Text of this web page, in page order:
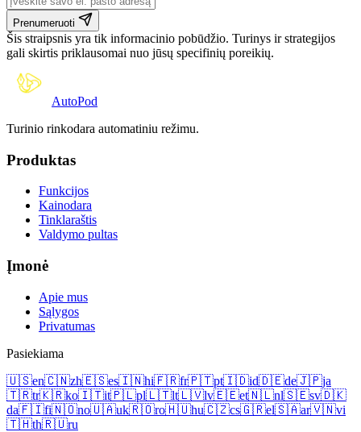
Prenumeruoti
Šis straipsnis yra tik informacinio pobūdžio. Turinys ir strategijos
gali skirtis priklausomai nuo jūsų specifinių poreikių.
AutoPod
Turinio rinkodara automatiniu režimu.
Produktas
Funkcijos
Kainodara
Tinklaraštis
Valdymo pultas
Įmonė
Apie mus
Sąlygos
Privatumas
Pasiekiama
🇺🇸en🇨🇳zh🇪🇸es🇮🇳hi🇫🇷fr🇵🇹pt🇮🇩id🇩🇪de🇯🇵ja
🇹🇷tr🇰🇷ko🇮🇹it🇵🇱pl🇱🇹lt🇱🇻lv🇪🇪et🇳🇱nl🇸🇪sv🇩🇰
da🇫🇮fi🇳🇴no🇺🇦uk🇷🇴ro🇭🇺hu🇨🇿cs🇬🇷el🇸🇦ar🇻🇳vi
🇹🇭th🇷🇺ru